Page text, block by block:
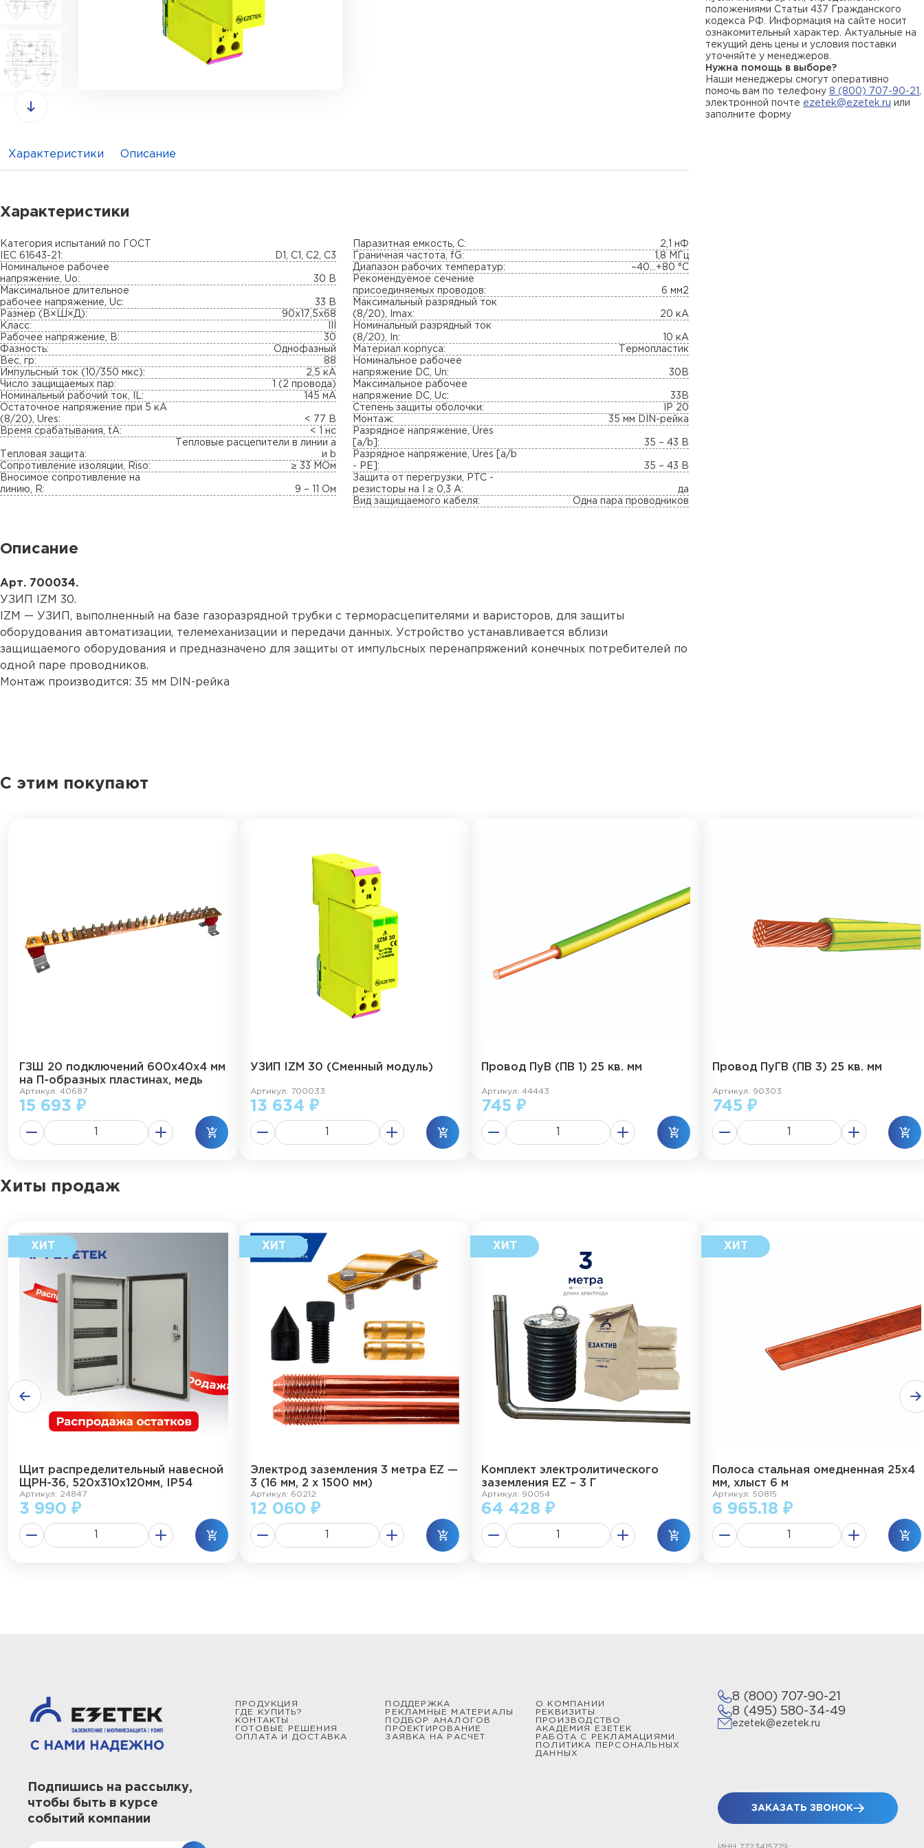
положениями Статьи 437 Гражданского
кодекса РФ. Информация на сайте носит
ознакомительный характер. Актуальные на
текущий день цены и условия поставки
уточняйте у менеджеров.
Нужна помощь в выборе?
Наши менеджеры смогут оперативно
помочь вам по телефону 8 (800) 707-90-21
электронной почте ezetek@ezetek.ru или
заполните форму
Характеристики Описание
Характеристики
Категория испытаний по ГОСТ
IEC 61643-21:
D1, C1, C2, C3
Номинальное рабочее
напряжение, Uo:
30 В
Максимальное длительное
рабочее напряжение, Uc:
33 В
Размер (В×Ш×Д):
90х17,5х68
Класс:
Рабочее напряжение, В:
30
Фазность:
Однофазный
Вес, гр:
88
Импульсный ток (10/350 мкс):
2,5 кА
Число защищаемых пар:
1 (2 провода)
Номинальный рабочий ток, IL:
145 мА
Остаточное напряжение при 5 кА
(8/20), Ures:
< 77 B
Время срабатывания, tA:
< 1 нс
Тепловая защита:
Тепловые расцепители в линии a
и b
Сопротивление изоляции, Riso:
≥ 33 МОм
Вносимое сопротивление на
линию, R:
9 – 11 Ом
Паразитная емкость, С:
2,1 нФ
Граничная частота, fG:
1,8 МГц
Диапазон рабочих температур:
–40...+80 °С
Рекомендуемое сечение
присоединяемых проводов:
6 мм2
Максимальный разрядный ток
(8/20), Imax:
20 кА
Номинальный разрядный ток
(8/20), In:
10 кА
Материал корпуса:
Термопластик
Номинальное рабочее
напряжение DC, Un:
30В
Максимальное рабочее
напряжение DC, Uc:
33В
Степень защиты оболочки:
IP 20
Монтаж:
35 мм DIN-рейка
Разрядное напряжение, Ures
[a/b]:
35 – 43 В
Разрядное напряжение, Ures [a/b
- PE]:
35 – 43 В
Защита от перегрузки, PTC -
резисторы на I ≥ 0,3 A:
да
Вид защищаемого кабеля:
Одна пара проводников
Описание
Арт. 700034.
УЗИП IZM 30.
IZM — УЗИП, выполненный на базе газоразрядной трубки с терморасцепителями и варисторов, для защиты
оборудования автоматизации, телемеханизации и передачи данных. Устройство устанавливается вблизи
защищаемого оборудования и предназначено для защиты от импульсных перенапряжений конечных потребителей по
одной паре проводников.
Монтаж производится: 35 мм DIN-рейка
С этим покупают
ГЗШ 20 подключений 600х40х4 мм
на П-образных пластинах, медь
Артикул: 40687
15 693 ₽
УЗИП IZM 30 (Сменный модуль)
Артикул: 700033
13 634 ₽
Провод ПуВ (ПВ 1) 25 кв. мм
Артикул: 44443
745 ₽
Провод ПуГВ (ПВ 3) 25 кв. мм
Артикул: 90303
745 ₽
Хиты продаж
Щит распределительный навесной
ЩРН-36, 520х310х120мм, IP54
Артикул: 24847
3 990 ₽
Электрод заземления 3 метра EZ —
3 (16 мм, 2 х 1500 мм)
Артикул: 60212
12 060 ₽
Комплект электролитического
заземления EZ – 3 Г
Артикул: 90054
64 428 ₽
Полоса стальная омедненная 25х4
мм, хлыст 6 м
Артикул: 50815
6 965.18 ₽
ПРОДУКЦИЯ
ГДЕ КУПИТЬ?
КОНТАКТЫ
ГОТОВЫЕ РЕШЕНИЯ
ОПЛАТА И ДОСТАВКА
ПОДДЕРЖКА
РЕКЛАМНЫЕ МАТЕРИАЛЫ
ПОДБОР АНАЛОГОВ
ПРОЕКТИРОВАНИЕ
ЗАЯВКА НА РАСЧЕТ
О КОМПАНИИ
РЕКВИЗИТЫ
ПРОИЗВОДСТВО
АКАДЕМИЯ ЕЗЕТЕК
РАБОТА С РЕКЛАМАЦИЯМИ
ПОЛИТИКА ПЕРСОНАЛЬНЫХ
ДАННЫХ
8 (800) 707-90-21
8 (495) 580-34-49
ezetek@ezetek.ru
ЗАКАЗАТЬ ЗВОНОК
Подпишись на рассылку,
чтобы быть в курсе
событий компании